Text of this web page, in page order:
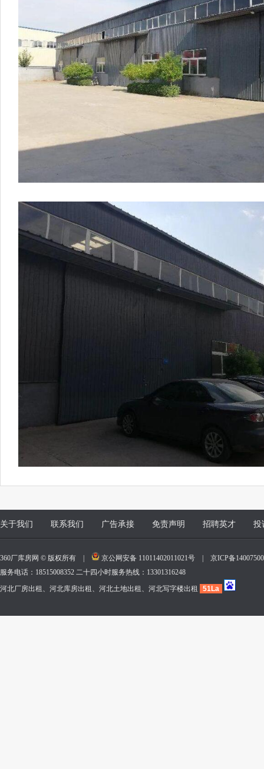
关于我们 联系我们 广告承接 免责声明 招聘英才 投
360厂库房网 © 版权所有 | 京公网安备 11011402011021号
京ICP备
服务电话：18515008352 二十四小时服务热线：13301316248
河北厂房出租、河北库房出租、河北土地出租、河北写字楼出租
51La